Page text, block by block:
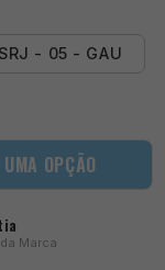
- 05 - GAU
OPÇÃO
Marca